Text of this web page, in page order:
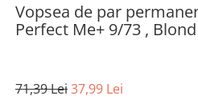
Vopsea de par
Perfect Me+ 9/73 ,
71,39 Lei37,99 Lei